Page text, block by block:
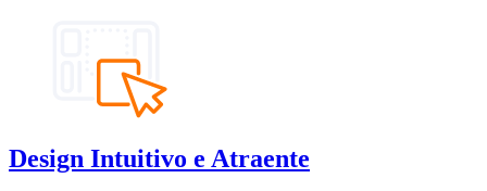
Design Intuitivo e Atraente